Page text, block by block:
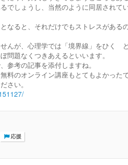
でしょうし、当然のように同居されて
なると、それだけでもストレスがある
んが、心理学では「境界線」をひく
問題なくつきあえるといいます。
参考の記事を添付しますね。
料のオンライン講座もとてもよかった
さい。
応援